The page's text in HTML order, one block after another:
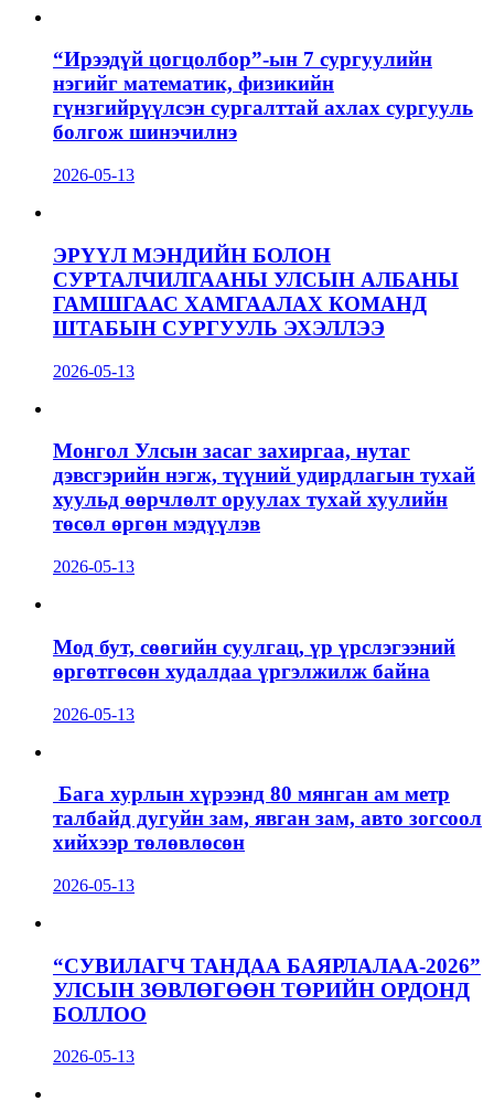
“Ирээдүй цогцолбор”-ын 7 сургуулийн
нэгийг математик, физикийн
гүнзгийрүүлсэн сургалттай ахлах сургууль
болгож шинэчилнэ
2026-05-13
ЭРҮҮЛ МЭНДИЙН БОЛОН
СУРТАЛЧИЛГААНЫ УЛСЫН АЛБАНЫ
ГАМШГААС ХАМГААЛАХ КОМАНД
ШТАБЫН СУРГУУЛЬ ЭХЭЛЛЭЭ
2026-05-13
Монгол Улсын засаг захиргаа, нутаг
дэвсгэрийн нэгж, түүний удирдлагын тухай
хуульд өөрчлөлт оруулах тухай хуулийн
төсөл өргөн мэдүүлэв
2026-05-13
Мод бут, сөөгийн суулгац, үр үрслэгээний
өргөтгөсөн худалдаа үргэлжилж байна
2026-05-13
Бага хурлын хүрээнд 80 мянган ам метр
талбайд дугуйн зам, явган зам, авто зогсоол
хийхээр төлөвлөсөн
2026-05-13
“СУВИЛАГЧ ТАНДАА БАЯРЛАЛАА-2026”
УЛСЫН ЗӨВЛӨГӨӨН ТӨРИЙН ОРДОНД
БОЛЛОО
2026-05-13